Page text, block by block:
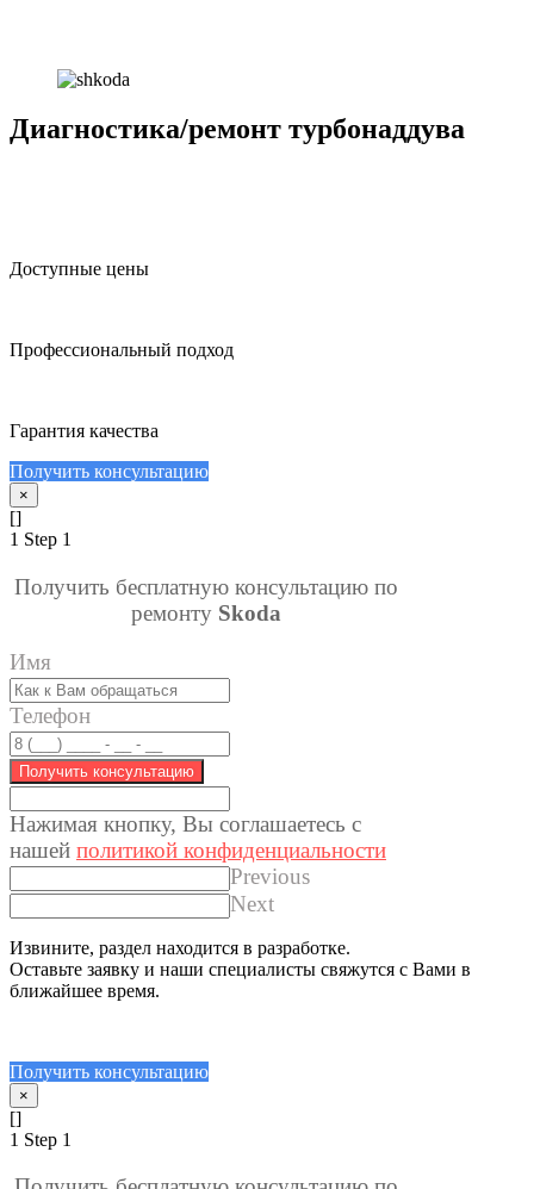
Диагностика/ремонт турбонаддува
Доступные цены
Профессиональный подход
Гарантия качества
Получить консультацию
×
[]
1 Step 1
Получить бесплатную консультацию по
ремонту Skoda
Имя
Телефон
Получить консультацию
Нажимая кнопку, Вы соглашаетесь с
нашей политикой конфиденциальности
Previous
Next
Извините, раздел находится в разработке.
Оставьте заявку и наши специалисты свяжутся с Вами в
ближайшее время.
Получить консультацию
×
[]
1 Step 1